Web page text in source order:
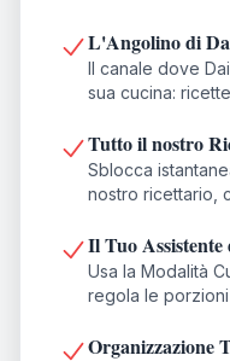
L'Angolino di
Il canale dove
sua cucina:
Tutto il nostro
Sblocca
nostro ricettario,
Il Tuo
Usa la Modalità
regola le
Organizzazione